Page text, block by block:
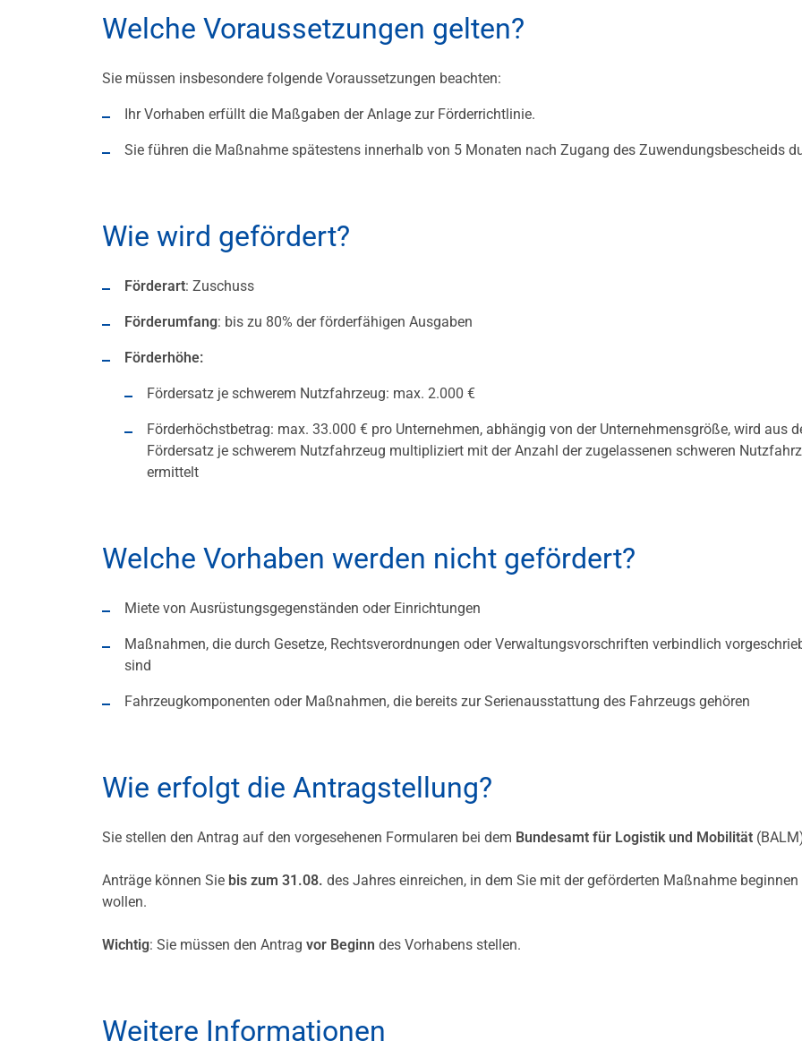
Welche Voraussetzungen gelten?
Sie müssen insbesondere folgende Voraussetzungen beachten:
Ihr Vorhaben erfüllt die Maßgaben der Anlage zur Förderrichtlinie.
Sie führen die Maßnahme spätestens innerhalb von 5 Monaten nach Zugang des Zuwendungsbescheids
Wie wird gefördert?
Förderart: Zuschuss
Förderumfang: bis zu 80% der förderfähigen Ausgaben
Förderhöhe:
Fördersatz je schwerem Nutzfahrzeug: max. 2.000 €
Förderhöchstbetrag: max. 33.000 € pro Unternehmen, abhängig von der Unternehmensgröße, wird aus
Fördersatz je schwerem Nutzfahrzeug multipliziert mit der Anzahl der zugelassenen schweren
ermittelt
Welche Vorhaben werden nicht gefördert?
Miete von Ausrüstungsgegenständen oder Einrichtungen
Maßnahmen, die durch Gesetze, Rechtsverordnungen oder Verwaltungsvorschriften verbindlich
sind
Fahrzeugkomponenten oder Maßnahmen, die bereits zur Serienausstattung des Fahrzeugs gehören
Wie erfolgt die Antragstellung?
Sie stellen den Antrag auf den vorgesehenen Formularen bei dem Bundesamt für Logistik und Mobilität
Anträge können Sie bis zum 31.08. des Jahres einreichen, in dem Sie mit der geförderten Maßnahme beginnen
wollen.
Wichtig: Sie müssen den Antrag vor Beginn des Vorhabens stellen.
Weitere Informationen